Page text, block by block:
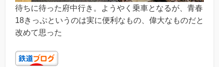
待ちに待った府中行き。ようやく乗車となるが、青春
18きっぷというのは実に便利なもの、偉大なものだと
改めて思った